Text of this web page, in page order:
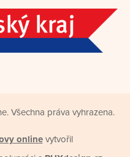
Všechna práva vyhrazena.
onlinevytvořil